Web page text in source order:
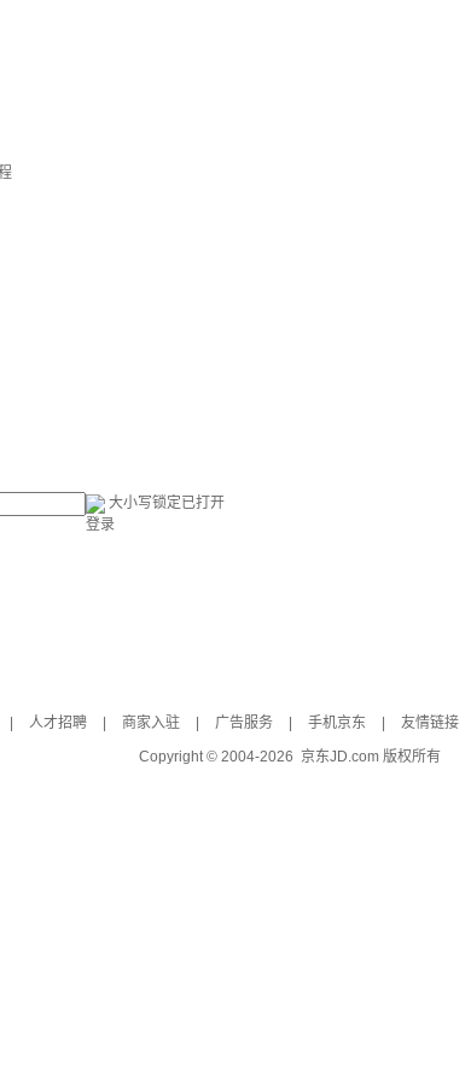
大小写锁定已打开
登录
人才招聘 商家入驻 广告服务 手机京东 友情链接
Copyright © 2004-2026 京东JD.com 版权所有